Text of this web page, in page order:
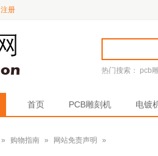
注册
热门搜索： pcb
首页 PCB雕刻机 电镀
» 购物指南 » 网站免责声明 »